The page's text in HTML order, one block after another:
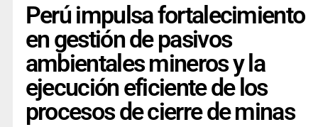
Perú impulsa fortalecimiento
en gestión de pasivos
ambientales mineros y la
ejecución eficiente de los
procesos de cierre de minas